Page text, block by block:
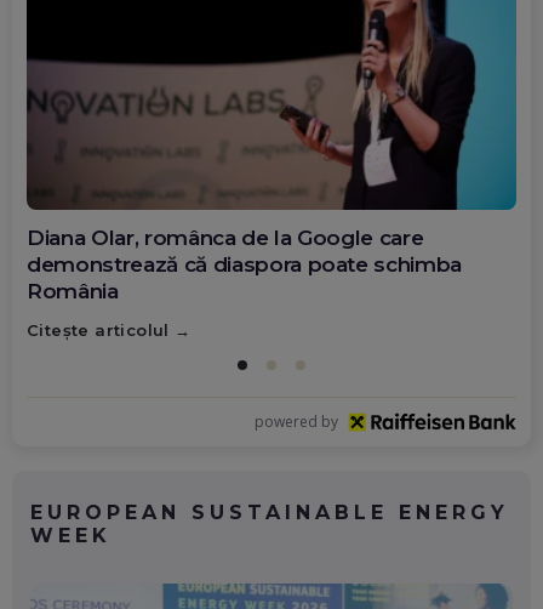
Diana Olar, românca de la Google care
demonstrează că diaspora poate schimba
România
Citește articolul
powered by
EUROPEAN SUSTAINABLE ENERGY
WEEK